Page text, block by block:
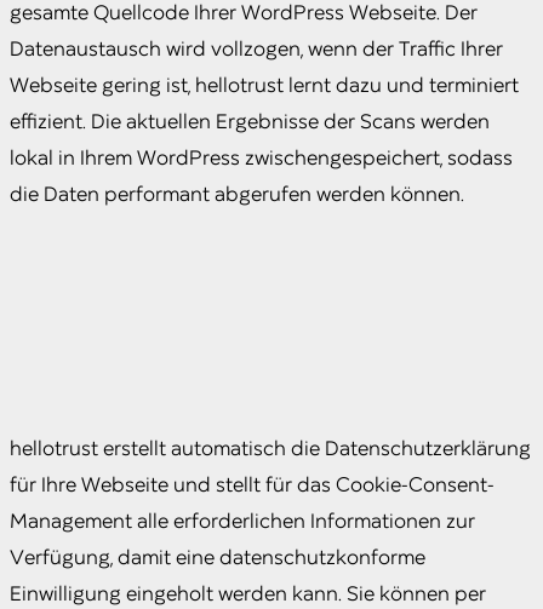
gesamte Quellcode Ihrer WordPress Webseite. Der
Datenaustausch wird vollzogen, wenn der Traffic Ihrer
Webseite gering ist, hellotrust lernt dazu und terminiert
effizient. Die aktuellen Ergebnisse der Scans werden
lokal in Ihrem WordPress zwischengespeichert, sodass
die Daten performant abgerufen werden können.
hellotrust erstellt automatisch die Datenschutzerklärung
für Ihre Webseite und stellt für das Cookie-Consent-
Management alle erforderlichen Informationen zur
Verfügung, damit eine datenschutzkonforme
Einwilligung eingeholt werden kann. Sie können per